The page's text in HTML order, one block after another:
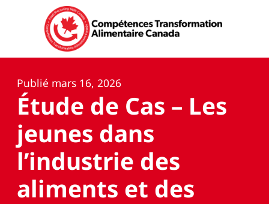
Publié mars 16, 2026
Étude de Cas – Les
jeunes dans
l’industrie des
aliments et des